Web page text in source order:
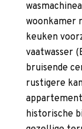
woonkamer
keuken
vaatwasser
bruisende
rustigere
historische